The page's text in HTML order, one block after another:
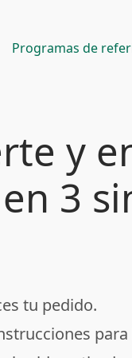
Programas de
y
3
tu pedido.